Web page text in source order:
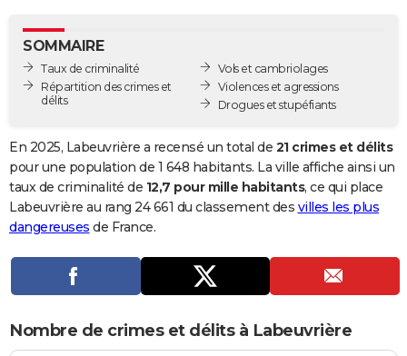
GUIDES D'ACHAT
BONS PLANS
Carte de Noël
Carte Bonne année
Carte Saint-Valentin
Carte Pâques
Carte d'anniversaire
DICTIONNAIRE
Dictionnaire
Biographies
Citations
Expressions
Proverbes
PROGRAMME TV
Se connecter
Entreprises
Service militaire
Avis de recherche
AVIS DE DÉCÈS
Bricolage
Lifestyle
Culture
Sport
Auto
Television
Voyage
Cinema
SOMMAIRE
Taux de criminalité
Répartition des crimes et
délits
Vols et cambriolages
Violences et agressions
Drogues et stupéfiants
En 2025, Labeuvrière a recensé un total de 21 crimes et délits
pour une population de 1 648 habitants. La ville affiche ainsi un
taux de criminalité de 12,7 pour mille habitants, ce qui place
Labeuvrière au rang 24 661 du classement des villes les plus
dangereuses de France.
Nombre de crimes et délits à Labeuvrière